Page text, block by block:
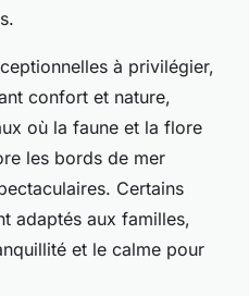
à privilégier,
confort et nature,
où la faune et la flore
les bords de mer
Certains
adaptés aux familles,
et le calme pour